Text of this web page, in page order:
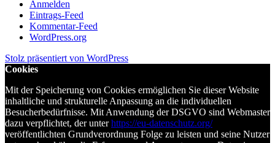
Anmelden
Eintrags-Feed
Kommentar-Feed
WordPress.org
Stolz präsentiert von WordPress
Cookies
Mit der Speicherung von Cookies ermöglichen Sie dieser Website
inhaltliche und strukturelle Anpassung an die individuellen
Besucherbedürfnisse. Mit Anwendung der DSGVO sind Webmaster
dazu verpflichtet, der unterhttps://eu-datenschutz.org/
veröffentlichten Grundverordnung Folge zu leisten und seine Nutzer